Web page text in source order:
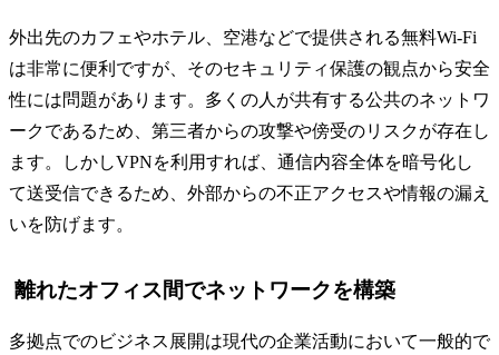
外出先のカフェやホテル、空港などで提供される無料Wi-Fi
は非常に便利ですが、そのセキュリティ保護の観点から安全
性には問題があります。多くの人が共有する公共のネットワ
ークであるため、第三者からの攻撃や傍受のリスクが存在し
ます。しかしVPNを利用すれば、通信内容全体を暗号化し
て送受信できるため、外部からの不正アクセスや情報の漏え
いを防げます。
離れたオフィス間でネットワークを構築
多拠点でのビジネス展開は現代の企業活動において一般的で